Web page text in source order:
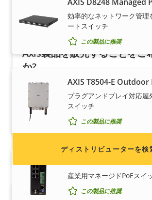
効率的なネットワーク管理
ートスイッチ
この製品に推奨
AXIS T8504-E Outdoor
プラグアンドプレイ対応屋
スイッチ
この製品に推奨
産業⽤マネージドPoEスイ
この製品に推奨
Axis製品を販売することをご
か?
販売代理店になることに関心をお
Axis製品およびシステムのディスト
の連絡先情報を検索してくだ
ディストリビューターを検